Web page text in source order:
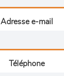
Adresse e-mail
Téléphone